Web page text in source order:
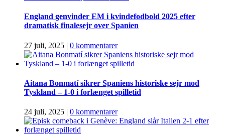
England genvinder EM i kvindefodbold 2025 efter
dramatisk finalesejr over Spanien
27 juli, 2025 | 0 kommentarer
Aitana Bonmatí sikrer Spaniens historiske sejr mod
Tyskland – 1‑0 i forlænget spilletid
24 juli, 2025 | 0 kommentarer